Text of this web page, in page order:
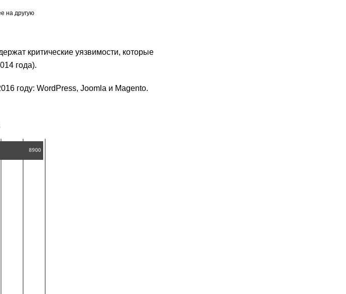
на другую
критические уязвимости, которые
года).
году: WordPress, Joomla и Magento.